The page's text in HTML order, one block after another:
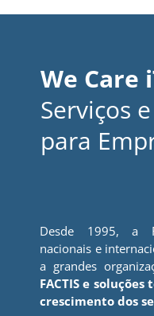
We Care
Serviços
para
Desde 1995, a
nacionais e
a grandes
FACTIS e
crescimento dos